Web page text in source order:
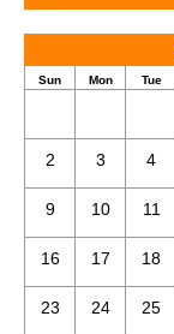
Sun Mon Tue
2 3 4
9 10 11
16 17 18
23 24 25